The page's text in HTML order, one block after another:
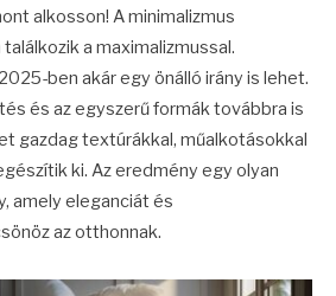
alkosson! A minimalizmus
a maximalizmussal.
ben akár egy önálló irány is lehet.
és az egyszerű formák továbbra is
gazdag textúrákkal, műalkotásokkal
ki. Az eredmény egy olyan
amely eleganciát és
az otthonnak.